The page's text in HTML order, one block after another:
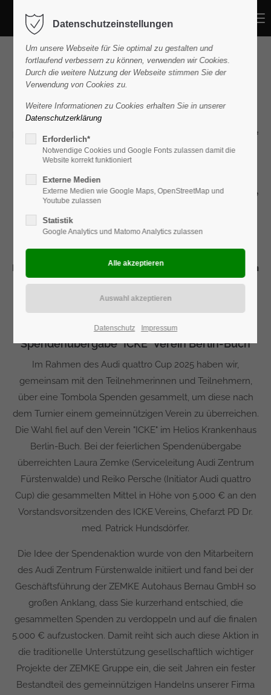
Audi quattro Cup 2025
Wir erlebten Golf der Extraklasse
Wir bedanken uns herzlich bei allen, die zum Gelingen
des heutigen Turniers beigetragen haben! Unser
besonderer Dank gilt dem Golfpark Schloss Wilkendorf
für einen tollen Platz sowie allen Mitarbeitern und
Nicht unerwähnt lassen möchten wir natürlich auch die
Tag mit ausgezeichnetem Sport und einer großartigen
Die Bilder des Tages und das Event-Video werden wir in
den kommenden Tagen unter anderem hier zur
Verfügung stellen.
Spendenübergabe "ICKE" Verein Berlin-Buch
Im Rahmen des Audi quattro Cup 2025 haben wir,
gemeinsam mit den Teilnehmerinnen und Teilnehmern,
über eine Tombola Spenden gesammelt, um diese nach
dem Turnier einem gemeinnützigen Verein zu überreichen.
Die Wahl fiel auf den Verein "ICKE" im Helios Krankenhaus
Berlin-Buch. Bei der feierlichen Spendenübergabe
überreichten Laura Zemke (Serviceleitung Audi Zentrum
Fürstenwalde) und Reiko Persche (Initiator Audi quattro
Cup) die gesammelten Mittel in Höhe von 5.000 € an den
Vorstandsvorsitzenden des ICKE Vereins, Chefarzt PD Dr.
med. Patrick Hundsdörfer.
Die Idee der Spendenaktion wurde von den Mitarbeitern
des Audi Zentrum Fürstenwalde initiiert und fand bei der
Geschäftsführung der ZEMKE Autohaus Bernau GmbH so
großen Anklang, dass Sie kurzerhand entschied, die
gesammelten Spenden zu verdoppeln und auf die finalen
5.000 € aufzustocken. Damit reiht sich auch diese Aktion in
die traditionelle Unterstützung gesellschaftlich wichtiger
Projekte der ZEMKE Gruppe ein, die seit Jahren ein fester
Bestandteil des gemeinnützigen Handelns unserer Firma
Datenschutzeinstellungen
Um unsere Webseite für Sie optimal zu gestalten und
fortlaufend verbessern zu können, verwenden wir Cookies.
Durch die weitere Nutzung der Webseite stimmen Sie der
Verwendung von Cookies zu.
Weitere Informationen zu Cookies erhalten Sie in unserer
Datenschutzerklärung
Erforderlich*
Notwendige Cookies und Google Fonts zulassen damit die
Website korrekt funktioniert
Externe Medien
Externe Medien wie Google Maps, OpenStreetMap und
Youtube zulassen
Statistik
Google Analytics und Matomo Analytics zulassen
Datenschutz Impressum